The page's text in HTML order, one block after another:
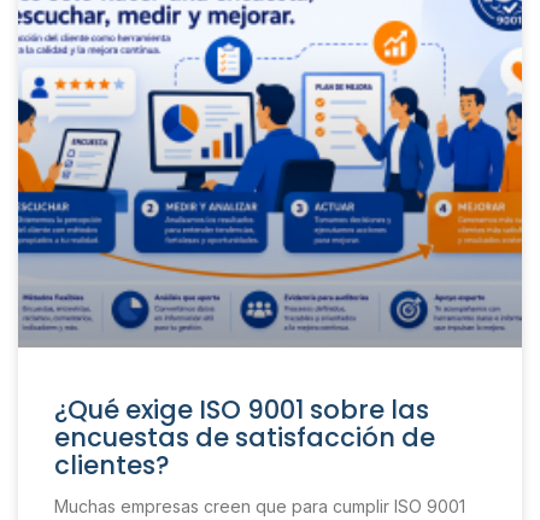
¿Qué exige ISO 9001 sobre las
encuestas de satisfacción de
clientes?
Muchas empresas creen que para cumplir ISO 9001